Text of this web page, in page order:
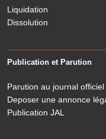
Liquidation
Dissolution
Publication et Parution
Parution au journal officiel
Deposer une annonce
Publication JAL